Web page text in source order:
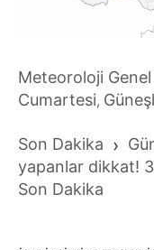
Meteoroloji
Cumartesi,
Son Dakika ›
yapanlar dikkat!
Son Dakika